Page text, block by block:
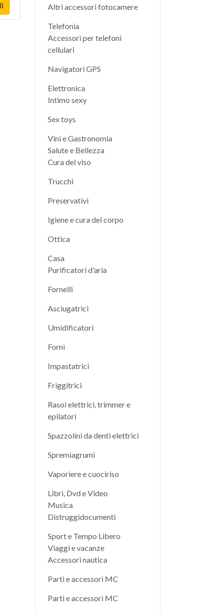
Altri accessori fotocamere
Telefonia
Accessori per telefoni
cellulari
Navigatori GPS
Elettronica
Intimo sexy
Sex toys
Vini e Gastronomia
Salute e Bellezza
Cura del viso
Trucchi
Preservativi
Igiene e cura del corpo
Ottica
Casa
Purificatori d'aria
Fornelli
Asciugatrici
Umidificatori
Forni
Impastatrici
Friggitrici
Rasoi elettrici, trimmer e
epilatori
Spazzolini da denti elettrici
Spremiagrumi
Vaporiere e cuociriso
Libri, Dvd e Video
Musica
Distruggidocumenti
Sport e Tempo Libero
Viaggi e vacanze
Accessori nautica
Parti e accessori MC
Parti e accessori MC